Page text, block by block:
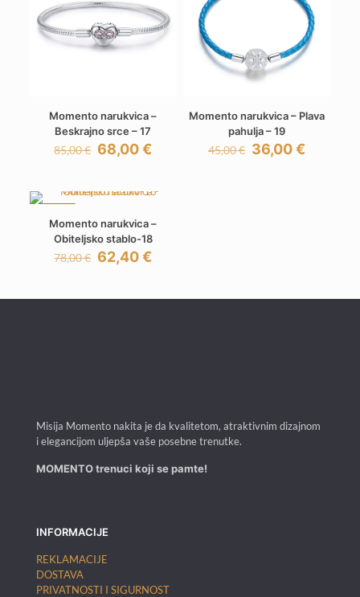
Momento narukvica –
Beskrajno srce – 17
85,00€ Izvorna
cijena
je:
68,00€ Trenutna
68,00 €.
Momento narukvica – Plava
pahulja – 19
45,00€ Izvorna
cijena
36,00€
Momento narukvica –
Obiteljsko stablo-18
78,00€ Izvorna
cijena
je:
62,40€
62,40 €.
Misija Momento nakita je da kvalitetom, atraktivnim dizajnom
i elegancijom uljepša vaše posebne trenutke.
MOMENTO trenuci koji se pamte!
INFORMACIJE
REKLAMACIJE
DOSTAVA
PRIVATNOSTI I SIGURNOST